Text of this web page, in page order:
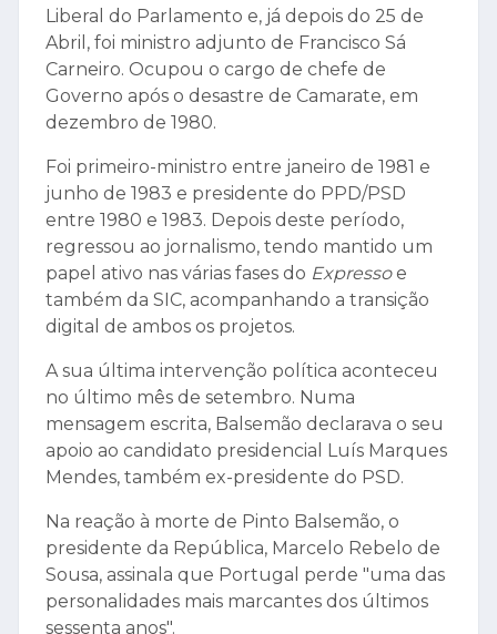
Liberal do Parlamento e, já depois do 25 de
Abril, foi ministro adjunto de Francisco Sá
Carneiro. Ocupou o cargo de chefe de
Governo após o desastre de Camarate, em
dezembro de 1980.
Foi primeiro-ministro entre janeiro de 1981 e
junho de 1983 e presidente do PPD/PSD
entre 1980 e 1983. Depois deste período,
regressou ao jornalismo, tendo mantido um
papel ativo nas várias fases do Expressoe
também da SIC, acompanhando a transição
digital de ambos os projetos.
A sua última intervenção política aconteceu
no último mês de setembro. Numa
mensagem escrita, Balsemão declarava o seu
apoio ao candidato presidencial Luís Marques
Mendes, também ex-presidente do PSD.
Na reação à morte de Pinto Balsemão, o
presidente da República, Marcelo Rebelo de
Sousa, assinala que Portugal perde "uma das
personalidades mais marcantes dos últimos
sessenta anos".